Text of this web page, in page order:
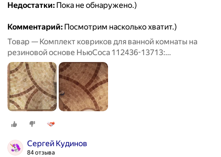
Недостатки: Пока не обнаружено.)
Комментарий: Посмотрим насколько хватит.)
Товар — Комплект ковриков для ванной комнаты на
резиновой основе НьюСоса 112436-13713:
прямоугольный 50х80 и с вырезом 57х60
Сергей Кудинов
84 отзыва